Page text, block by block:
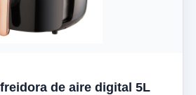
de aire digital 5L